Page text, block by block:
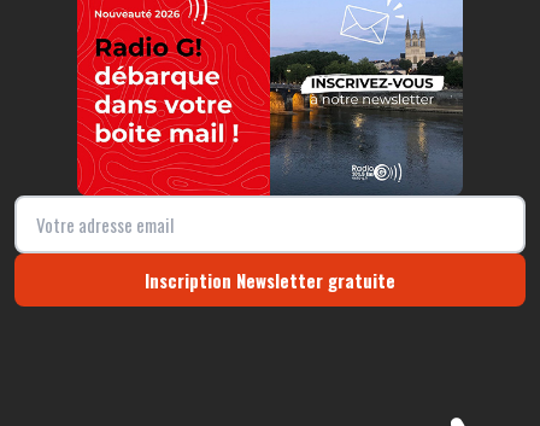
Inscription Newsletter gratuite